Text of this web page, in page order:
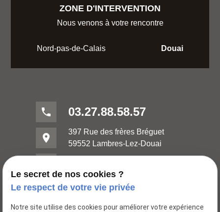
ZONE D'INTERVENTION
Nous venons à votre rencontre
Nord-pas-de-Calais Douai
phone 03.27.88.58.57
place
397 Rue des frères Bréguet
59552 Lambres-Lez-Douai
Le secret de nos cookies ?
Le respect de votre vie privée
Notre site utilise des cookies pour améliorer votre expérience